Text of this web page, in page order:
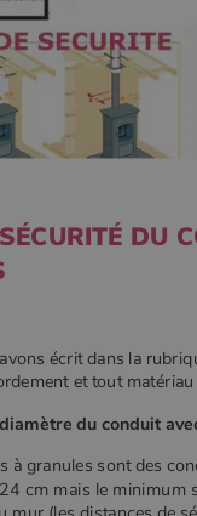
DU
écrit dans la
et tout
du conduit
à granules sont des
cm mais le minimum
_ga
_gat_UA-627591-
7
_ga_W8LED1F420
_gcl_au